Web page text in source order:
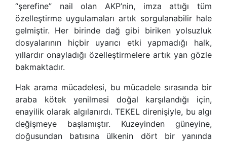
“şerefine” nail olan AKP’nin, imza attığı tüm
özelleştirme uygulamaları artık sorgulanabilir hale
gelmiştir. Her birinde dağ gibi biriken yolsuzluk
dosyalarının hiçbir uyarıcı etki yapmadığı halk,
yıllardır onayladığı özelleştirmelere artık yan gözle
bakmaktadır.
Hak arama mücadelesi, bu mücadele sırasında bir
araba kötek yenilmesi doğal karşılandığı için,
enayilik olarak algılanırdı. TEKEL direnişiyle, bu algı
değişmeye başlamıştır. Kuzeyinden güneyine,
doğusundan batısına ülkenin dört bir yanında